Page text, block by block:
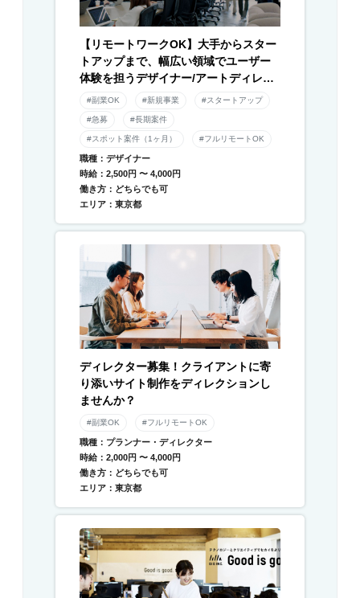
【リモートワークOK】大手からスター
トアップまで、幅広い領域でユーザー
体験を担うデザイナー/アートディレク
ター募集！
#副業OK #新規事業 #スタートアップ
#急募 #長期案件
#スポット案件（1ヶ月） #フルリモートOK
職種：デザイナー
時給：2,500円 〜 4,000円
働き方：どちらでも可
エリア：東京都
ディレクター募集！クライアントに寄
り添いサイト制作をディレクションし
ませんか？
#副業OK #フルリモートOK
職種：プランナー・ディレクター
時給：2,000円 〜 4,000円
働き方：どちらでも可
エリア：東京都